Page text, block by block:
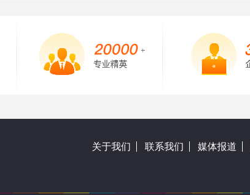
关于我们 联系我们 媒体报道